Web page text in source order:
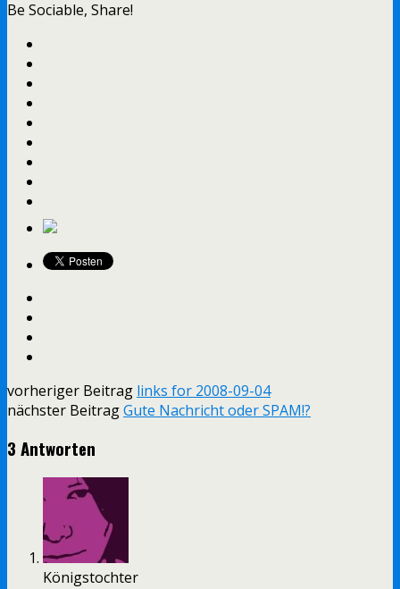
Be Sociable, Share!
vorheriger Beitrag links for 2008-09-04
nächster BeitragGute Nachricht oder SPAM!?
3 Antworten
Königstochter